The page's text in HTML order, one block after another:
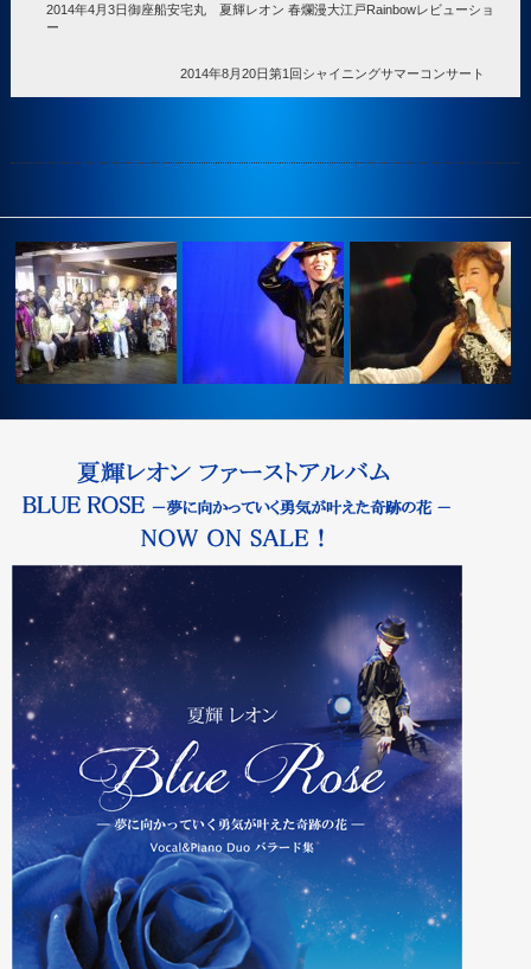
2014年4月3日御座船安宅丸 夏輝レオン 春爛漫大江戸Rainbowレビューショ
ー
2014年8月20日第1回シャイニングサマーコンサート
2017年9月2日 台湾
2015年12月14日池袋シアター
グリー…
2015年10月11日第2回夏
オンコ…